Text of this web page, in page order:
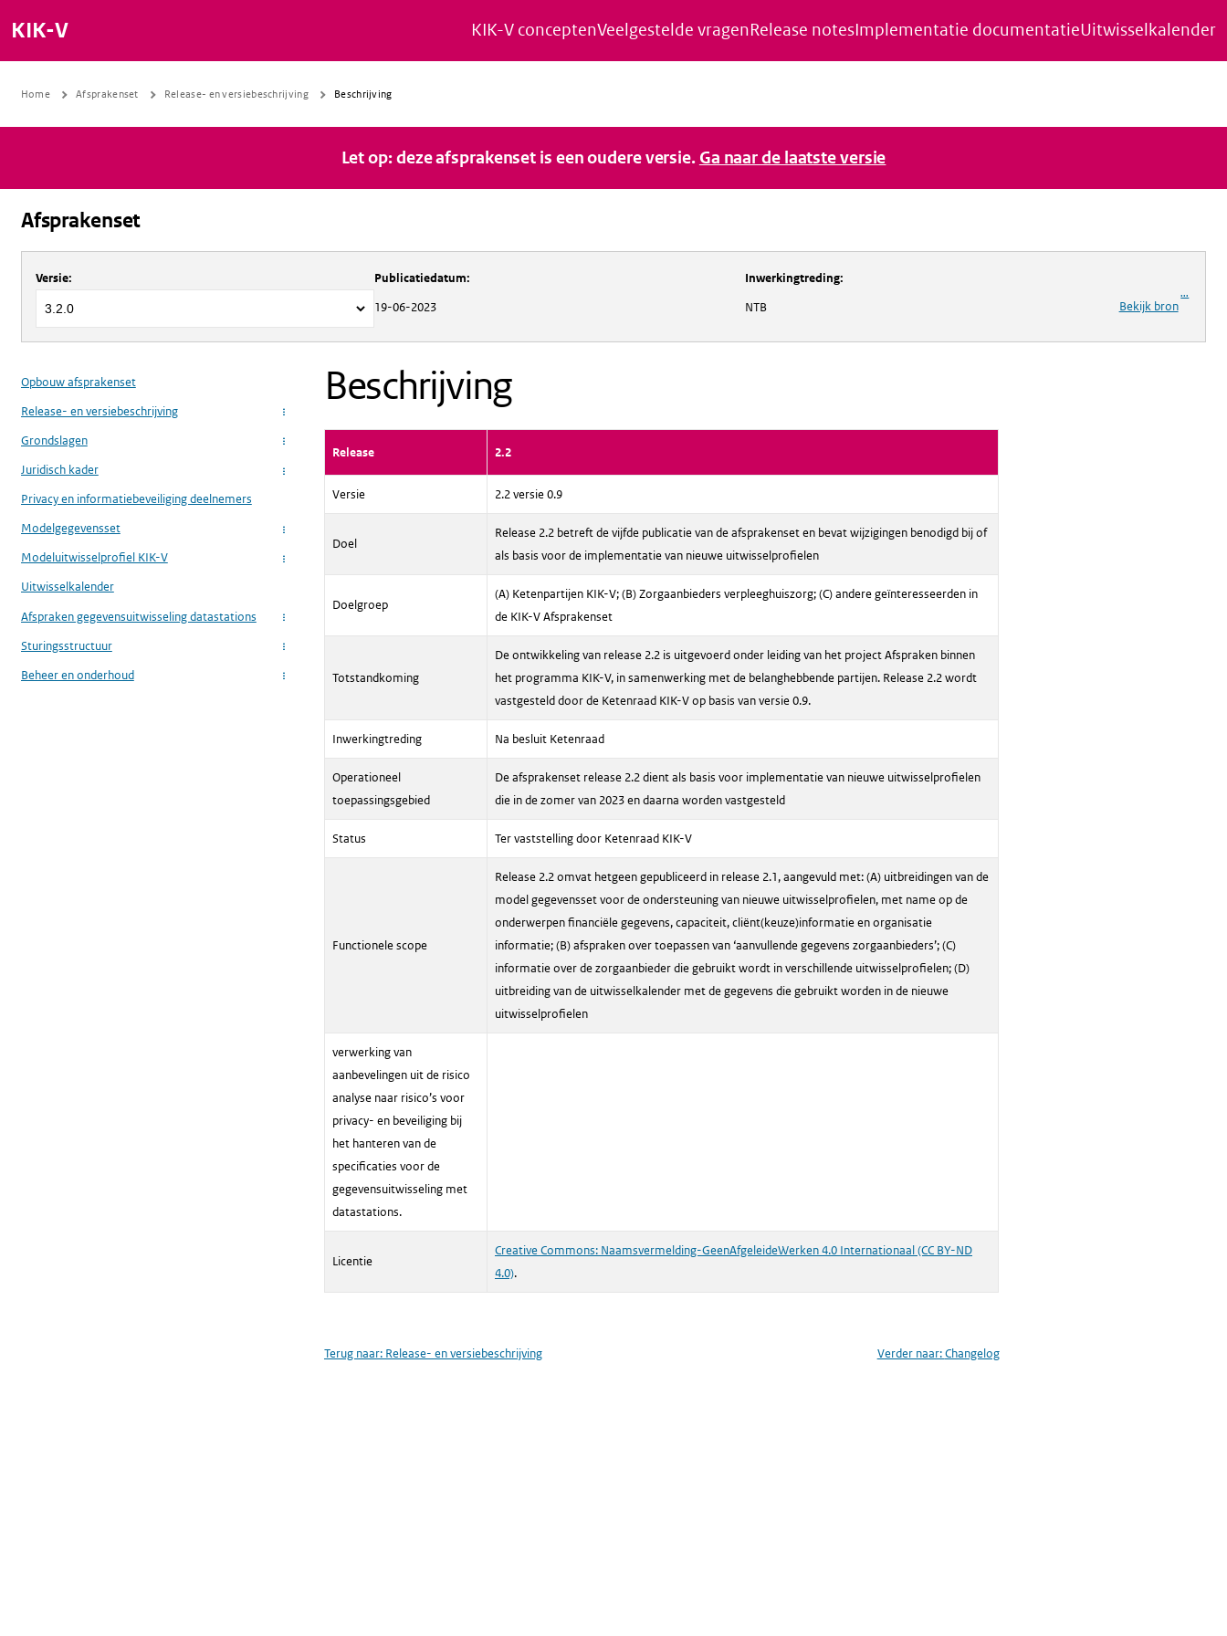
Naar de inhoud gaan
Naar de navigatie gaan
Naar de footer gaan
KIK-V KIK-V conceptenVeelgestelde vragenRelease notesImplementatie documentatieUitwisselkalender
Home Afsprakenset Release- en versiebeschrijving Beschrijving
Let op: deze afsprakenset is een oudere versie. Ga naar de laatste versie
Afsprakenset
Over
Versie: Publicatiedatum:
19-06-2023
Inwerkingtreding:
NTB
Bekijk bron
...
Opbouw afsprakenset
Release- en versiebeschrijving
...
Grondslagen ...
Juridisch kader ...
Privacy en informatiebeveiliging deelnemers
Modelgegevensset
...
Modeluitwisselprofiel KIK-V ...
Uitwisselkalender
Afspraken gegevensuitwisseling datastations
...
Sturingsstructuur ...
Beheer en onderhoud ...
Beschrijving
Release 2.2
Versie 2.2 versie 0.9
Doel
Release 2.2 betreft de vijfde publicatie van de afsprakenset en bevat wijzigingen benodigd bij of
als basis voor de implementatie van nieuwe uitwisselprofielen
Doelgroep
(A) Ketenpartijen KIK-V; (B) Zorgaanbieders verpleeghuiszorg; (C) andere geïnteresseerden in
de KIK-V Afsprakenset
Totstandkoming
De ontwikkeling van release 2.2 is uitgevoerd onder leiding van het project Afspraken binnen
het programma KIK-V, in samenwerking met de belanghebbende partijen. Release 2.2 wordt
vastgesteld door de Ketenraad KIK-V op basis van versie 0.9.
Inwerkingtreding Na besluit Ketenraad
Operationeel
toepassingsgebied
De afsprakenset release 2.2 dient als basis voor implementatie van nieuwe uitwisselprofielen
die in de zomer van 2023 en daarna worden vastgesteld
Status Ter vaststelling door Ketenraad KIK-V
Functionele scope
Release 2.2 omvat hetgeen gepubliceerd in release 2.1, aangevuld met: (A) uitbreidingen van de
model gegevensset voor de ondersteuning van nieuwe uitwisselprofielen, met name op de
onderwerpen financiële gegevens, capaciteit, cliënt(keuze)informatie en organisatie
informatie; (B) afspraken over toepassen van ‘aanvullende gegevens zorgaanbieders’; (C)
informatie over de zorgaanbieder die gebruikt wordt in verschillende uitwisselprofielen; (D)
uitbreiding van de uitwisselkalender met de gegevens die gebruikt worden in de nieuwe
uitwisselprofielen
verwerking van
aanbevelingen uit de risico
analyse naar risico’s voor
privacy- en beveiliging bij
het hanteren van de
specificaties voor de
gegevensuitwisseling met
datastations.
Licentie
Creative Commons: Naamsvermelding-GeenAfgeleideWerken 4.0 Internationaal (CC BY-ND
4.0).
Terug naar: Release- en versiebeschrijving Verder naar:Changelog